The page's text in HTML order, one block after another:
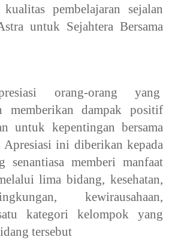
pembelajaran sejalan
untuk Sejahtera Bersama
orang-orang yang
memberikan dampak positif
untuk kepentingan bersama
ini diberikan kepada
senantiasa memberi manfaat
lima bidang, kesehatan,
kewirausahaan,
kategori kelompok yang
tersebut